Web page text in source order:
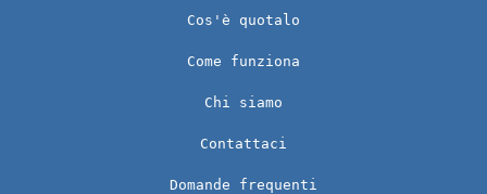
Cos'è quotalo
Come funziona
Chi siamo
Contattaci
Domande frequenti